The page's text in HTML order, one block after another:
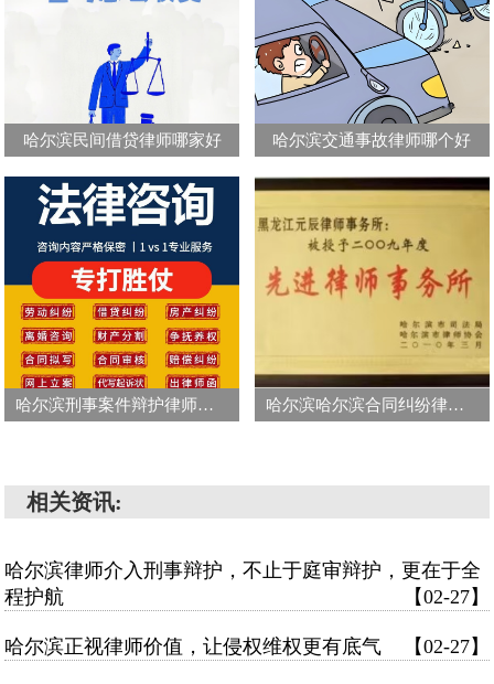
哈尔滨民间借贷律师哪家好 哈尔滨交通事故律师哪个好
哈尔滨刑事案件辩护律师的价格 哈尔滨哈尔滨合同纠纷律师电话
相关资讯:
哈尔滨律师介入刑事辩护，不止于庭审辩护，更在于全
程护航
【02-27】
哈尔滨正视律师价值，让侵权维权更有底气 【02-27】